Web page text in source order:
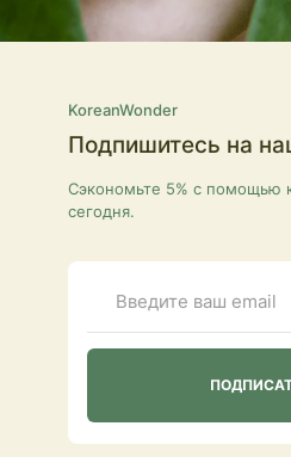
KoreanWonder
Подпишитесь на
Сэкономьте 5% с помощью
сегодня.